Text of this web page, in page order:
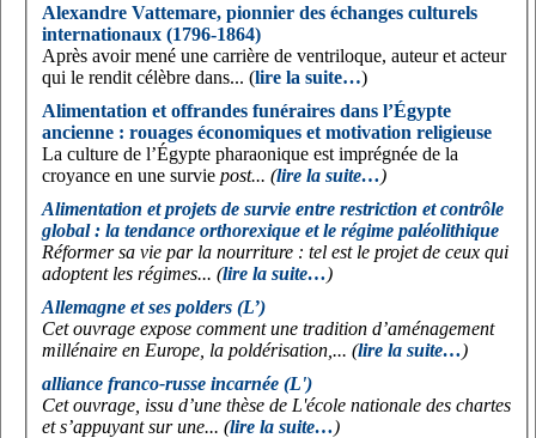
Alexandre Vattemare, pionnier des échanges culturels
internationaux (1796-1864)
Après avoir mené une carrière de ventriloque, auteur et acteur
qui le rendit célèbre dans... (lire la suite…)
Alimentation et offrandes funéraires dans l’Égypte
ancienne : rouages économiques et motivation religieuse
La culture de l’Égypte pharaonique est imprégnée de la
croyance en une survie post... (lire la suite…)
Alimentation et projets de survie entre restriction et contrôle
global : la tendance orthorexique et le régime paléolithique
Réformer sa vie par la nourriture : tel est le projet de ceux qui
adoptent les régimes... (lire la suite…)
Allemagne et ses polders (L’)
Cet ouvrage expose comment une tradition d’aménagement
millénaire en Europe, la poldérisation,... (lire la suite…)
alliance franco-russe incarnée (L')
Cet ouvrage, issu d’une thèse de L'école nationale des chartes
et s’appuyant sur une... (lire la suite…)